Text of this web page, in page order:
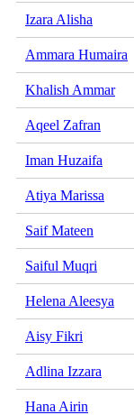
Izara Alisha
Ammara Humaira
Khalish Ammar
Aqeel Zafran
Iman Huzaifa
Atiya Marissa
Saif Mateen
Saiful Muqri
Helena Aleesya
Aisy Fikri
Adlina Izzara
Hana Airin